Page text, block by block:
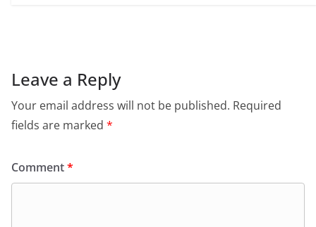
Leave a Reply
Your email address will not be published. Required
fields are marked *
Comment*